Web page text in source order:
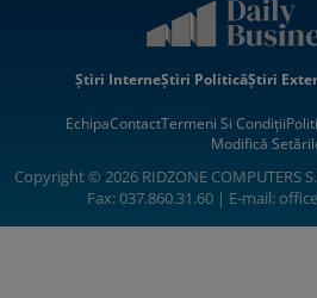
Știri InterneȘtiri PoliticăȘtiri
EchipaContactTermeni Si Condiții
Modifică
Copyright © 2026 RIDZONE COMPUTERS
Fax: 037.860.31.60 | E-mail: